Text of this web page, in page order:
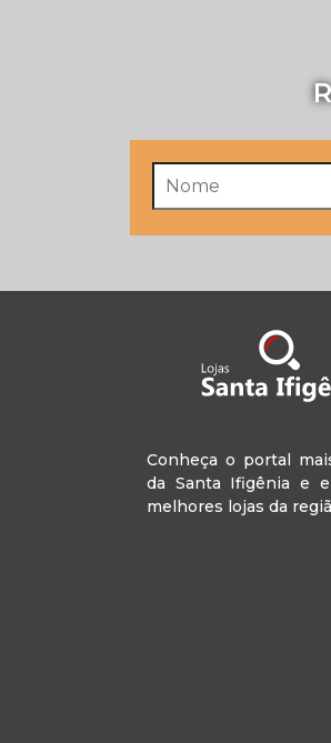
Conheça o portal
da Santa Ifigênia e
melhores lojas da